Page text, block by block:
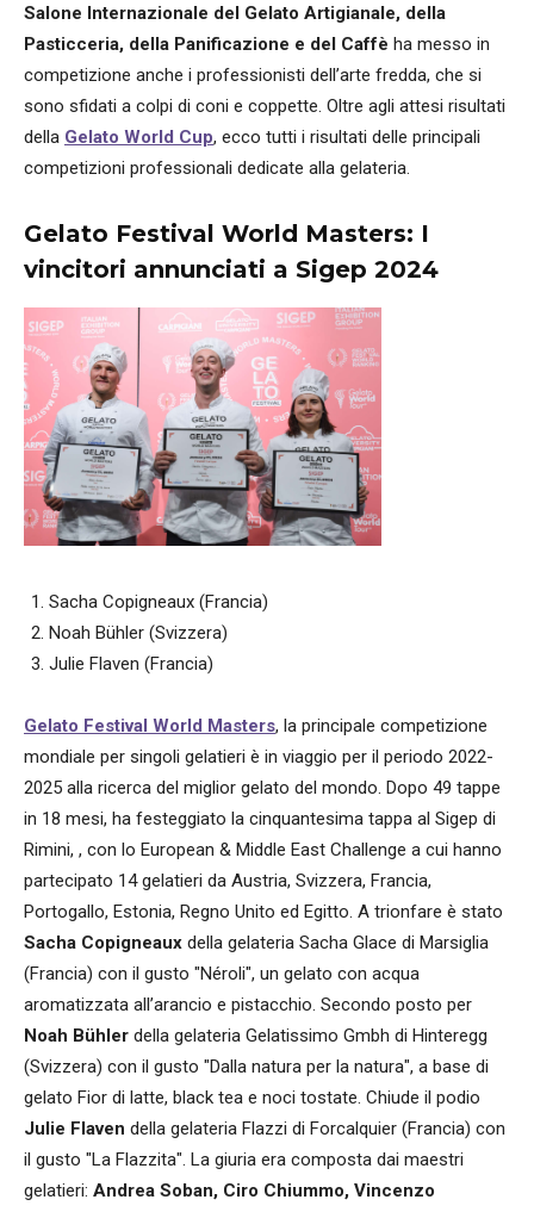
Salone Internazionale del Gelato Artigianale, della
Pasticceria, della Panificazione e del Caffè ha messo in
competizione anche i professionisti dell’arte fredda, che si
sono sfidati a colpi di coni e coppette. Oltre agli attesi risultati
della Gelato World Cup, ecco tutti i risultati delle principali
competizioni professionali dedicate alla gelateria.
Gelato Festival World Masters: I
vincitori annunciati a Sigep 2024
Sacha Copigneaux (Francia)
Noah Bühler (Svizzera)
Julie Flaven (Francia)
Gelato Festival World Masters, la principale competizione
mondiale per singoli gelatieri è in viaggio per il periodo 2022-
2025 alla ricerca del miglior gelato del mondo. Dopo 49 tappe
in 18 mesi, ha festeggiato la cinquantesima tappa al Sigep di
Rimini, , con lo European & Middle East Challenge a cui hanno
partecipato 14 gelatieri da Austria, Svizzera, Francia,
Portogallo, Estonia, Regno Unito ed Egitto. A trionfare è stato
Sacha Copigneaux della gelateria Sacha Glace di Marsiglia
(Francia) con il gusto "Néroli", un gelato con acqua
aromatizzata all’arancio e pistacchio. Secondo posto per
Noah Bühler della gelateria Gelatissimo Gmbh di Hinteregg
(Svizzera) con il gusto "Dalla natura per la natura", a base di
gelato Fior di latte, black tea e noci tostate. Chiude il podio
Julie Flaven della gelateria Flazzi di Forcalquier (Francia) con
il gusto "La Flazzita". La giuria era composta dai maestri
gelatieri: Andrea Soban, Ciro Chiummo, Vincenzo